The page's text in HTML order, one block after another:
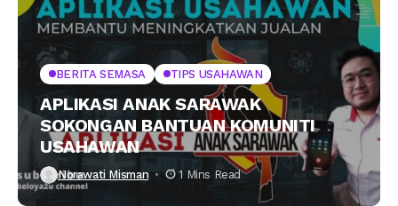
BERITA SEMASA TIPS USAHAWAN
APLIKASI ANAK SARAWAK
SOKONGAN BANTUAN KOMUNITI
USAHAWAN
Norawati Misman 1 Mins Read